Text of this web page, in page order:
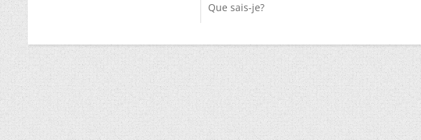
Que sais-je?